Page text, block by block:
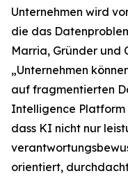
Unternehmen wird
die das
Marria, Gründer und
„Unternehmen
auf fragmentierten
Intelligence
dass KI nicht nur
orientiert,